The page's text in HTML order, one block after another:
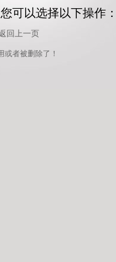
可以选择以下操作
回上一页
或者被删除了！